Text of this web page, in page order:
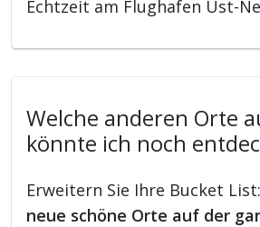
Echtzeit am Flughafen Ust-
Welche anderen Orte
könnte ich noch
Erweitern Sie Ihre Bucket List:
neue schöne Orte auf der